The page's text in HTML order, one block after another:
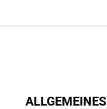
ALLGEMEINES